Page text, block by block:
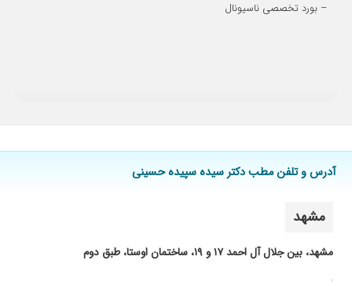
تحت نظر ایشان بودم که با دلسوزی، پیگیری دقیق
عدم رضایت ۱۴۰۴/۱۱/۱۱
جهت عمل زیبایی مراجعه کردم.راضی بودم
جهت انجام سزارین مراجعه کردم بسیار راضی
– بورد تخصصی ناسیونال
آدرس و تلفن مطب دکتر سیده سپیده حسینی
مشهد
مشهد، بین جلال آل احمد ۱۷ و ۱۹، ساختمان اوستا، طبق دوم